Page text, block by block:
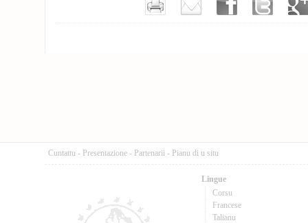
Cuntattu - Presentazione - Partenarii - Pianu di u situ
Lingue
Corsu
Francese
Talianu